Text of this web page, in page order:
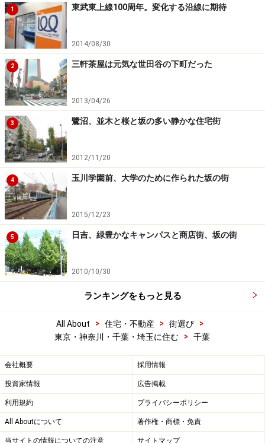
1 東武東上線100周年。変化する沿線に期待
2014/08/30
2 三軒茶屋は元気な世田谷の下町だった
2013/04/26
3 鷺沼、並木と桜と坂の多い静かな住宅街
2012/11/20
4 玉川学園前、大学のために作られた坂の街
2015/12/23
5 日吉、緑豊かなキャンパスと商店街、坂の街
2010/10/30
ランキングをもっと見る
All About > 住宅・不動産 > 街選び
>
東京・神奈川・千葉・埼玉に住む
> 千葉
会社概要 採用情報
投資家情報 広告掲載
利用規約 プライバシーポリシー
All Aboutについて 著作権・商標・免責
当サイトの情報についての注意 サイトマップ